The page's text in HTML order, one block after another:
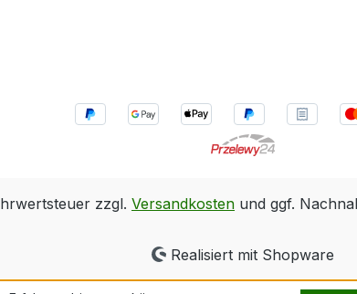
zzgl. Versandkosten und ggf.
Realisiert mit Shopware